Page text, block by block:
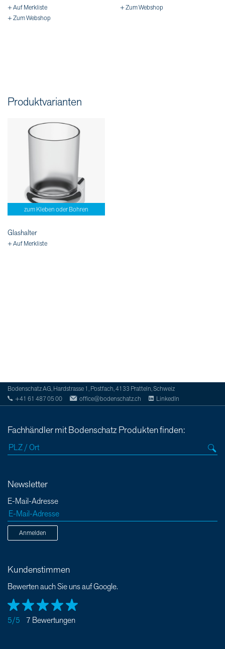
+ Auf Merkliste
+ Zum Webshop
+ Zum Webshop
Produktvarianten
zum Kleben oder Bohren
Glashalter
+ Auf Merkliste
Bodenschatz AG, Hardstrasse 1, Postfach, 4133 Pratteln, Schweiz
+41 61 487 05 00
office@bodenschatz.ch LinkedIn
Fachhändler mit Bodenschatz Produkten finden:
Newsletter
E-Mail-Adresse
Anmelden
Kundenstimmen
Bewerten auch Sie uns auf Google.
5/5 7 Bewertungen